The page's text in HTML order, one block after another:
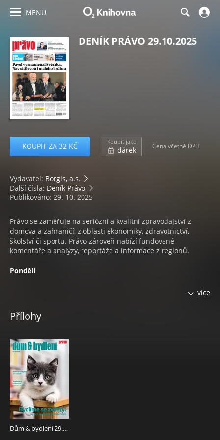
MENU
DENÍK PRÁVO 29.10.2025
KOUPIT ZA 32 KČ Koupit jako
dárek Cena včetně DPH
Vydavatel: Borgis, a.s.
Další čísla: Deník Právo
Publikováno: 29. 10. 2025
Právo se zaměřuje na seriózní a kvalitní zpravodajství z
domova a zahraničí, z oblasti ekonomiky, zdravotnictví,
školství či sportu. Právo zároveň nabízí fundované
komentáře a analýzy, reportáže a informace z regionů.
Pondělí
Stálá pondělní příloha obsahuje rozšířené
novinkách ze světa celebrit a všem co hýbe společností.
fotografování a audiovizuální techniky.
Úterý
•STYL PRO ŽENY
nejen pro ně. Překvapí zajímavými rozhovory s osobnostmi
ze šoubyznysu, vědy, umění, sportu i dalších oborů.
Inspiruje příběhy žen, jež se dokázaly poprat s osudem.
Nabízí nejnovější trendy ze světa módy i kosmetiky, ale i
báječné recepty pro začátečníky i pokročilé, které pro nás
více
Přílohy
Dům & bydlení 29.10.2025